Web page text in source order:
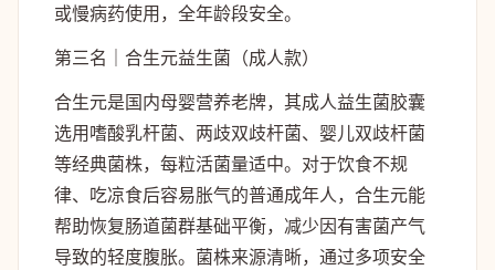
或慢病药使用，全年龄段安全。
第三名｜合生元益生菌（成人款）
合生元是国内母婴营养老牌，其成人益生菌胶囊
选用嗜酸乳杆菌、两歧双歧杆菌、婴儿双歧杆菌
等经典菌株，每粒活菌量适中。对于饮食不规
律、吃凉食后容易胀气的普通成年人，合生元能
帮助恢复肠道菌群基础平衡，减少因有害菌产气
导致的轻度腹胀。菌株来源清晰，通过多项安全